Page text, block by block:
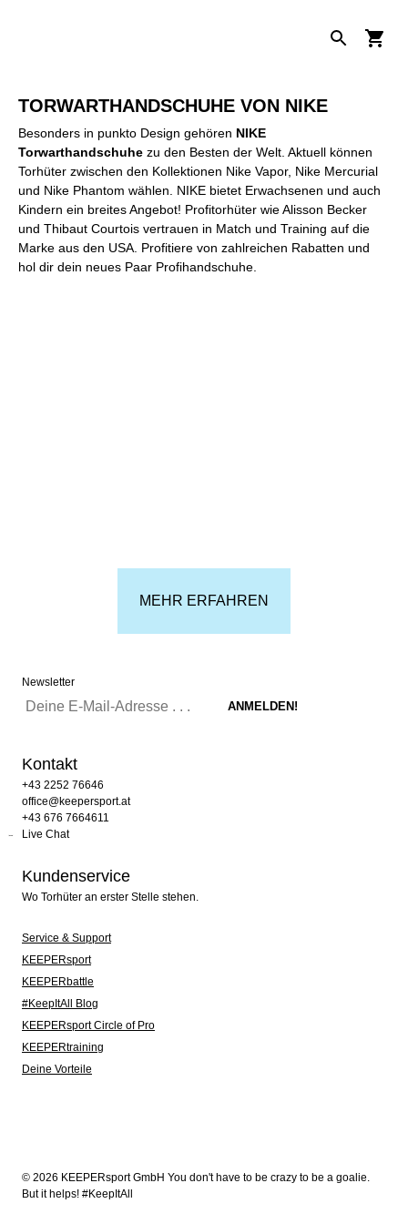
TORWARTHANDSCHUHE VON NIKE
Besonders in punkto Design gehören NIKE
Torwarthandschuhe zu den Besten der Welt. Aktuell können
Torhüter zwischen den Kollektionen Nike Vapor, Nike Mercurial
und Nike Phantom wählen. NIKE bietet Erwachsenen und auch
Kindern ein breites Angebot! Profitorhüter wie Alisson Becker
und Thibaut Courtois vertrauen in Match und Training auf die
Marke aus den USA. Profitiere von zahlreichen Rabatten und
hol dir dein neues Paar Profihandschuhe.
MEHR ERFAHREN
Newsletter
Kontakt
+43 2252 76646
office@keepersport.at
+43 676 7664611
Live Chat
Kundenservice
Wo Torhüter an erster Stelle stehen.
Service & Support
KEEPERsport
KEEPERbattle
#KeepItAll Blog
KEEPERsport Circle of Pro
KEEPERtraining
Deine Vorteile
© 2026 KEEPERsport GmbH You don't have to be crazy to be a goalie.
But it helps! #KeepItAll